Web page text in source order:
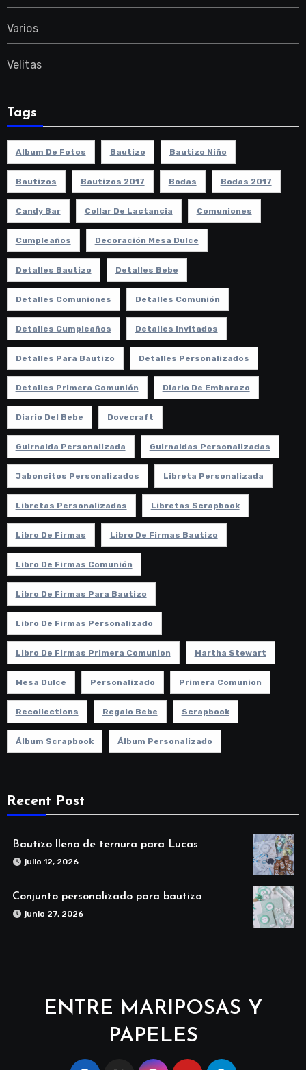
Varios
Velitas
Tags
Album De Fotos Bautizo Bautizo Niño
Bautizos Bautizos 2017 Bodas Bodas 2017
Candy Bar Collar De Lactancia Comuniones
Cumpleaños Decoración Mesa Dulce
Detalles Bautizo Detalles Bebe
Detalles Comuniones Detalles Comunión
Detalles Cumpleaños Detalles Invitados
Detalles Para Bautizo Detalles Personalizados
Detalles Primera Comunión Diario De Embarazo
Diario Del Bebe Dovecraft
Guirnalda Personalizada Guirnaldas Personalizadas
Jaboncitos Personalizados Libreta Personalizada
Libretas Personalizadas Libretas Scrapbook
Libro De Firmas Libro De Firmas Bautizo
Libro De Firmas Comunión
Libro De Firmas Para Bautizo
Libro De Firmas Personalizado
Libro De Firmas Primera Comunion Martha Stewart
Mesa Dulce Personalizado Primera Comunion
Recollections Regalo Bebe Scrapbook
Álbum Scrapbook Álbum Personalizado
Recent Post
Bautizo lleno de ternura para Lucas
julio 12, 2026
Conjunto personalizado para bautizo
junio 27, 2026
ENTRE MARIPOSAS Y
PAPELES